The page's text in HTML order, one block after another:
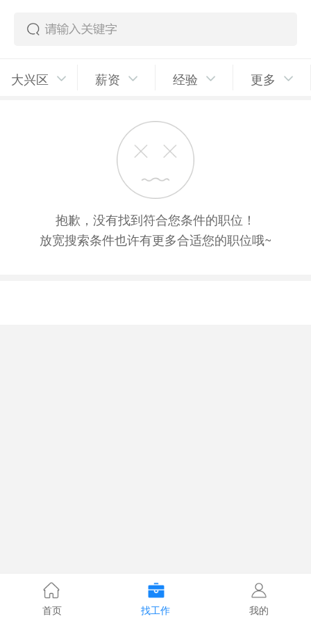
大兴区 薪资 经验 更多
抱歉，没有找到符合您条件的职位！
放宽搜索条件也许有更多合适您的职位哦~
首页 找工作 我的